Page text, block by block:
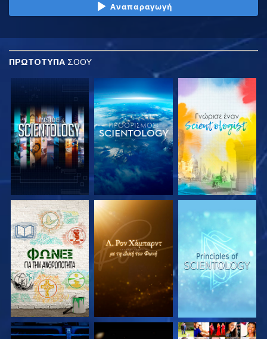
Αναπαραγωγή
ΠΡΩΤΟΤΥΠΑ ΣΟΟΥ
ΕΞΕΡΕΥΝΗΣΤΕ ΤΗ
ΣΕΙΡΑ
ΕΞΕΡΕΥΝΗΣΤΕ ΤΗ
ΣΕΙΡΑ
ΕΞΕΡΕΥΝΗΣΤΕ ΤΗ
ΣΕΙΡΑ